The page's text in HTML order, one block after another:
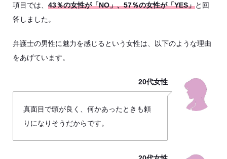
項目では、 43％の女性が「NO」、57％の女性が「YES」と回
答しました。
弁護士の男性に魅力を感じるという女性は、以下のような理由
をあげています。
20代女性
真面目で頭が良く、何かあったときも頼
りになりそうだからです。